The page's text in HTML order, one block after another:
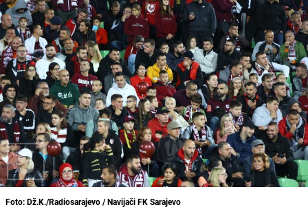
Foto: Dž.K./Radiosarajevo / Navijači FK Sarajevo